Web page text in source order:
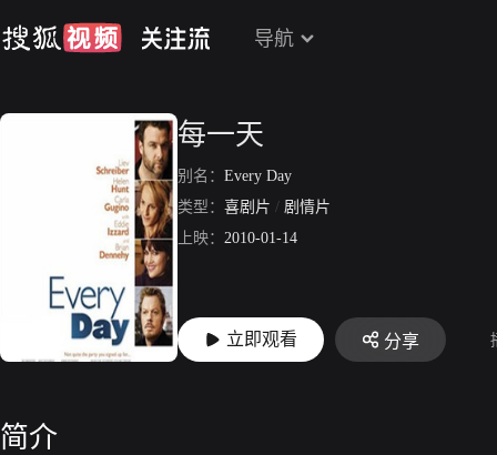
导航
每一天
别名： Every Day
类型： 喜剧片 / 剧情片
上映： 2010-01-14
立即观看 分享
简介